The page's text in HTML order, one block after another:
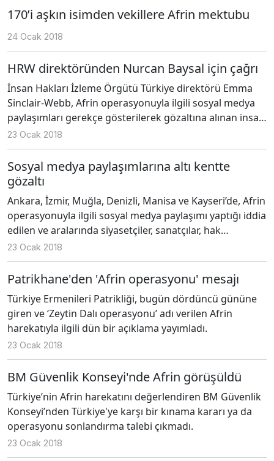
170’i aşkın isimden vekillere Afrin mektubu
24 Ocak 2018
HRW direktöründen Nurcan Baysal için çağrı
İnsan Hakları İzleme Örgütü Türkiye direktörü Emma
Sinclair-Webb, Afrin operasyonuyla ilgili sosyal medya
paylaşımları gerekçe gösterilerek gözaltına alınan insan
hakları aktivisti Nurcan Baysal’ın serbest bırakılması
çağrısı yaptı.
23 Ocak 2018
Sosyal medya paylaşımlarına altı kentte
gözaltı
Ankara, İzmir, Muğla, Denizli, Manisa ve Kayseri’de, Afrin
operasyonuyla ilgili sosyal medya paylaşımı yaptığı iddia
edilen ve aralarında siyasetçiler, sanatçılar, hak
savunucuları ve gazetecilerin de olduğu çok sayıda kişi
ev baskınlarıyla gözaltına alındı.
23 Ocak 2018
Patrikhane'den 'Afrin operasyonu' mesajı
Türkiye Ermenileri Patrikliği, bugün dördüncü gününe
giren ve ‘Zeytin Dalı operasyonu’ adı verilen Afrin
harekatıyla ilgili dün bir açıklama yayımladı.
23 Ocak 2018
BM Güvenlik Konseyi'nde Afrin görüşüldü
Türkiye’nin Afrin harekatını değerlendiren BM Güvenlik
Konseyi’nden Türkiye'ye karşı bir kınama kararı ya da
operasyonu sonlandırma talebi çıkmadı.
23 Ocak 2018